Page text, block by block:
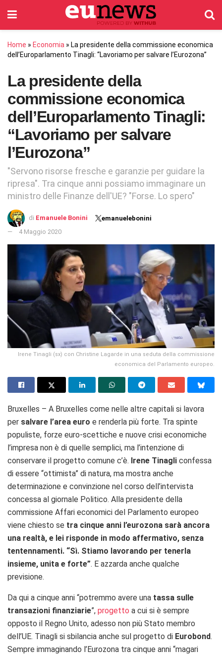
Home » Economia » La presidente della commissione economica
dell’Europarlamento Tinagli: “Lavoriamo per salvare l’Eurozona”
La presidente della
commissione economica
dell’Europarlamento Tinagli:
“Lavoriamo per salvare
l’Eurozona”
"Servono risorse fresche e garanzie per guidare la
ripresa". Tra cinque anni possiamo immaginare un
ministro delle Finanze dell'UE? "Forse. Lo spero"
di Emanuele Bonini
emanuelebonini
4 Maggio 2020
Irene Tinagli (sx) con Christine Lagarde in una seduta della commissione
economica del Parlamento europeo.
Bruxelles – A Bruxelles come nelle altre capitali si lavora
per salvare l’area euro e renderla più forte. Tra spinte
populiste, forze euro-scettiche e nuove crisi economiche
l’impresa non è di quelle semplici, ma l’intenzione di
conservare il progetto comune c’è. Irene Tinagli confessa
di essere “ottimista” di natura, ma mostra anche
determinazione e convinzione nel corso dell’intervista
concessa al giornale Politico. Alla presidente della
commissione Affari economici del Parlamento europeo
viene chiesto se tra cinque anni l’eurozona sarà ancora
una realtà, e lei risponde in modo affermativo, senza
tentennamenti. “Sì. Stiamo lavorando per tenerla
insieme, unita e forte”. E azzarda anche qualche
previsione.
Da qui a cinque anni “potremmo avere una tassa sulle
transazioni finanziarie”, progetto a cui si è sempre
opposto il Regno Unito, adesso non più Stato membro
dell’UE. Tinagli si sbilancia anche sul progetto di Eurobond.
Sempre immaginando l’Eurozona tra cinque anni “magari